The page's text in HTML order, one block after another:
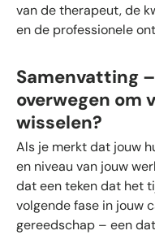
van de therapeut, de
en de professionele
Samenvatting
overwegen om
wisselen?
Als je merkt dat jouw
en niveau van jouw
dat een teken dat het
volgende fase in jouw
gereedschap – een